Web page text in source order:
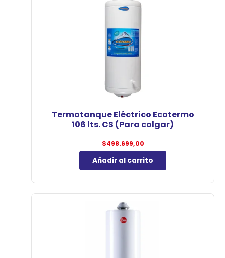
Termotanque Eléctrico Ecotermo
106 lts. CS (Para colgar)
$498.699,00
Añadir al carrito